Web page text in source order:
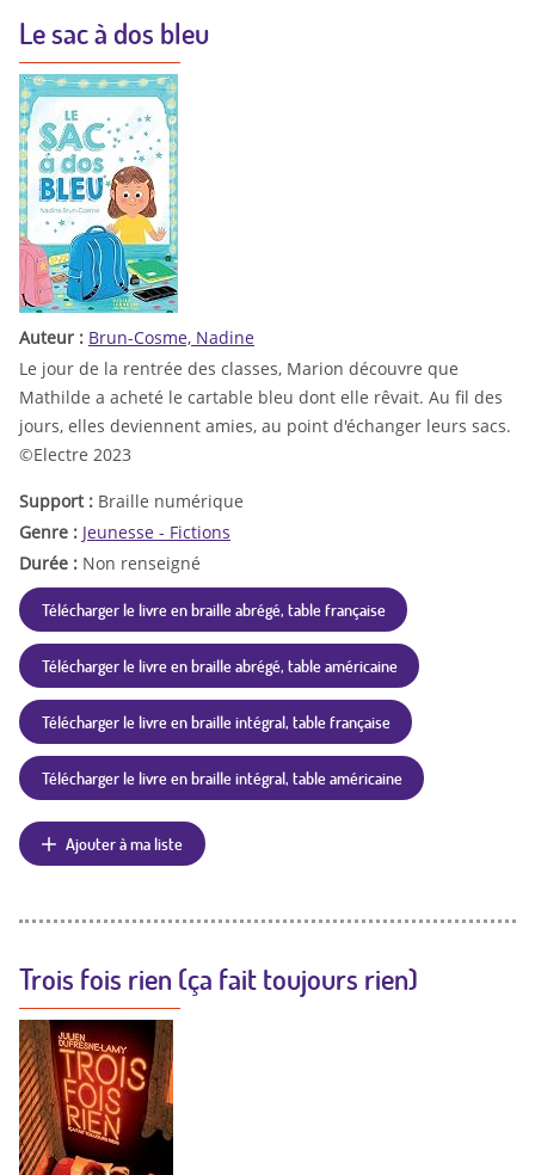
Le sac à dos bleu
Auteur : Brun-Cosme, Nadine
Le jour de la rentrée des classes, Marion découvre que
Mathilde a acheté le cartable bleu dont elle rêvait. Au fil des
jours, elles deviennent amies, au point d'échanger leurs sacs.
©Electre 2023
Support : Braille numérique
Genre : Jeunesse - Fictions
Durée : Non renseigné
Télécharger le livre en braille abrégé, table française
Télécharger le livre en braille abrégé, table américaine
Télécharger le livre en braille intégral, table française
Télécharger le livre en braille intégral, table américaine
Ajouter à ma liste
Trois fois rien (ça fait toujours rien)